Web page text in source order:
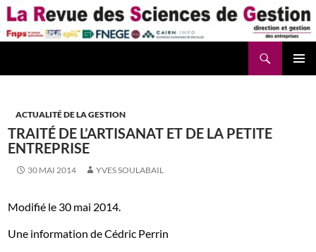
Aller
au
contenu
ACTUALITÉ DE LA GESTION
TRAITÉ DE L’ARTISANAT ET DE LA PETITE
ENTREPRISE
30 MAI 2014 YVES SOULABAIL
Modifié le 30 mai 2014.
Une information de Cédric Perrin